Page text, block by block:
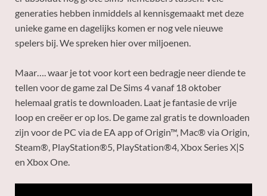
generaties hebben inmiddels al kennisgemaakt met deze
unieke game en dagelijks komen er nog vele nieuwe
spelers bij. We spreken hier over miljoenen.
Maar…. waar je tot voor kort een bedragje neer diende te
tellen voor de game zal De Sims 4 vanaf 18 oktober
helemaal gratis te downloaden. Laat je fantasie de vrije
loop en creëer er op los. De game zal gratis te downloaden
zijn voor de PC via de EA app of Origin™, Mac® via Origin,
Steam®, PlayStation®5, PlayStation®4, Xbox Series X|S
en Xbox One.